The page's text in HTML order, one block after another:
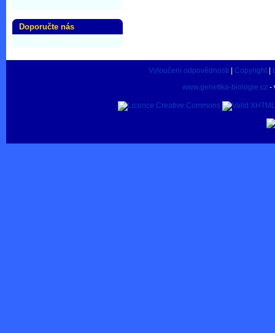
Doporučte nás
Vyloučení odpovědnosti Copyright
www.genetika-biologie.cz -